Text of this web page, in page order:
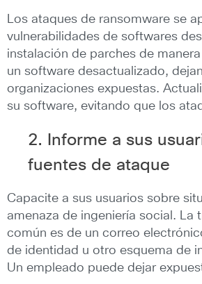
Los ataques de ransomware se
vulnerabilidades de softwares
instalación de parches de
un software desactualizado,
organizaciones expuestas.
su software, evitando que los
2. Informe a sus
fuentes de ataque
Capacite a sus usuarios sobre
amenaza de ingeniería social. La
común es de un correo
de identidad u otro esquema de
Un empleado puede dejar